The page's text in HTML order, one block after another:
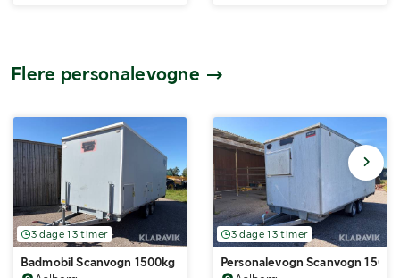
Flere personalevogne
3 dage 13 timer
Badmobil Scanvogn 1500kg med bremser 3 rum
3 dage 13 timer
Personalevogn Scanvogn